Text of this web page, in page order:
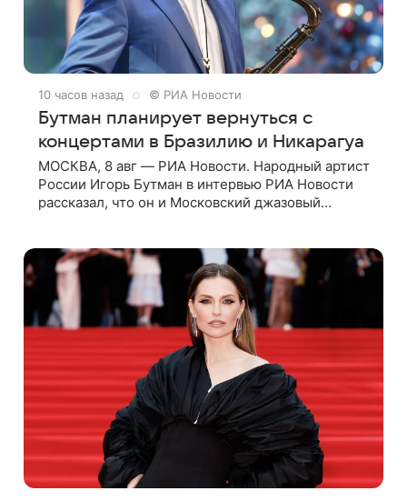
10 часов назад © РИА Новости
Бутман планирует вернуться с
концертами в Бразилию и Никарагуа
МОСКВА, 8 авг — РИА Новости. Народный артист
России Игорь Бутман в интервью РИА Новости
рассказал, что он и Московский джазовый